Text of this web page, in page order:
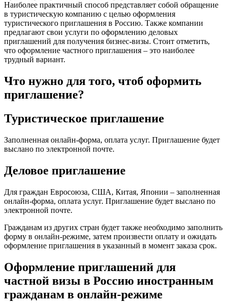
Наиболее практичный способ представляет собой обращение
в туристическую компанию с целью оформления
туристического приглашения в Россию. Также компании
предлагают свои услуги по оформлению деловых
приглашений для получения бизнес-визы. Стоит отметить,
что оформление частного приглашения – это наиболее
трудный вариант.
Что нужно для того, чтоб оформить
приглашение?
Туристическое приглашение
Заполненная онлайн-форма, оплата услуг. Приглашение будет
выслано по электронной почте.
Деловое приглашение
Для граждан Евросоюза, США, Китая, Японии – заполненная
онлайн-форма, оплата услуг. Приглашение будет выслано по
электронной почте.
Гражданам из других стран будет также необходимо заполнить
форму в онлайн-режиме, затем произвести оплату и ожидать
оформление приглашения в указанный в момент заказа срок.
Оформление приглашений для
частной визы в Россию иностранным
гражданам в онлайн-режиме